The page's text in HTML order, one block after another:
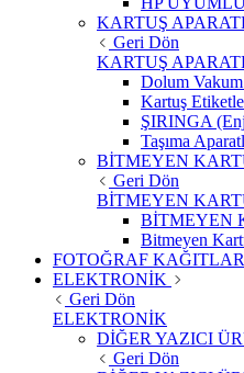
KARTUŞ
Geri Dön
KARTUŞ
Dolum Vakum
Kartuş
ŞIRINGA
Taşıma
BİTMEYEN
Geri Dön
BİTMEYEN
BİTMEYEN
Bitmeyen
FOTOĞRAF
ELEKTRONİK
Geri Dön
ELEKTRONİK
DİĞER YAZICI
Geri Dön